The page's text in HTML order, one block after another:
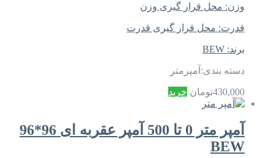
وزن: محل قرار گیری وزن
قدرت: محل قرار گیری قدرت
برند: BEW
دسته بندی: آمپرمتر
430,000تومان خرید
آمپر متر 0 تا 500 آمپر عقربه ای 96*96
BEW